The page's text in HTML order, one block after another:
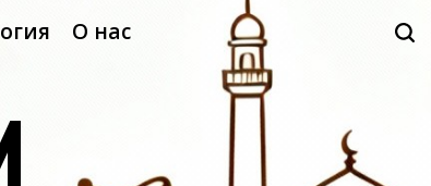
О нас